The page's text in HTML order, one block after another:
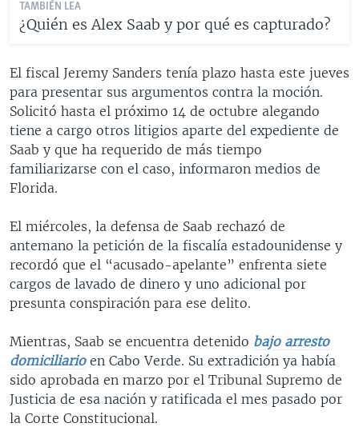
TAMBIÉN LEA
¿Quién es Alex Saab y por qué es capturado?
El fiscal Jeremy Sanders tenía plazo hasta este jueves
para presentar sus argumentos contra la moción.
Solicitó hasta el próximo 14 de octubre alegando
tiene a cargo otros litigios aparte del expediente de
Saab y que ha requerido de más tiempo
familiarizarse con el caso, informaron medios de
Florida.
El miércoles, la defensa de Saab rechazó de
antemano la petición de la fiscalía estadounidense y
recordó que el “acusado-apelante” enfrenta siete
cargos de lavado de dinero y uno adicional por
presunta conspiración para ese delito.
Mientras, Saab se encuentra detenido bajo arresto
domiciliario en Cabo Verde. Su extradición ya había
sido aprobada en marzo por el Tribunal Supremo de
Justicia de esa nación y ratificada el mes pasado por
la Corte Constitucional.